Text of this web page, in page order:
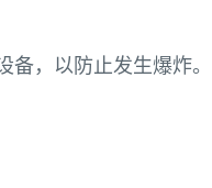
备，以防止发生爆炸